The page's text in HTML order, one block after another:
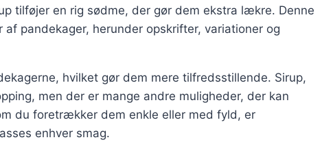
tilføjer en rig sødme, der gør dem ekstra lækre. Denne
pandekager, herunder opskrifter, variationer og
hvilket gør dem mere tilfredsstillende. Sirup,
men der er mange andre muligheder, der kan
du foretrækker dem enkle eller med fyld, er
enhver smag.